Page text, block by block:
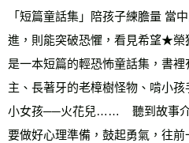
宅配
每筆NT$70，滿NT$799(含以上)免
離島宅配
每筆NT$200，滿NT$99,999(含以
海外叢書運費
「短篇童話集」陪孩子練膽量 當
進，則能突破恐懼，看見希望★榮
是一本短篇的輕恐怖童話集，書
主、長著牙的老樟樹怪物、啃小
小女孩──火花兒……    聽到故事
要做好心理準備，鼓起勇氣，往